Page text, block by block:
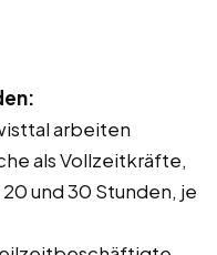
arbeiten
als Vollzeitkräfte,
und 30 Stunden, je